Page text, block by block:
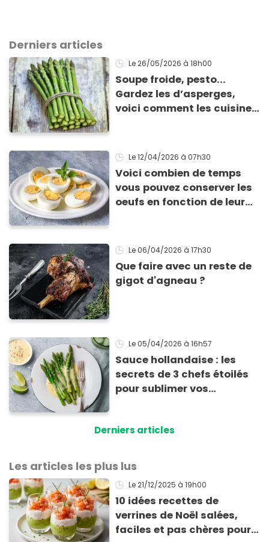
Derniers articles
Le 26/05/2026 à 18h00
Soupe froide, pesto...
Gardez les d’asperges,
voici comment les cuisiner
Le 12/04/2026 à 07h30
Voici combien de temps
vous pouvez conserver les
oeufs en fonction de leur
Le 06/04/2026 à 17h30
Que faire avec un reste de
gigot d'agneau ?
Le 05/04/2026 à 16h57
Sauce hollandaise : les
secrets de 3 chefs étoilés
pour sublimer vos
Derniers articles
Les articles les plus lus
Le 21/12/2025 à 19h00
10 idées recettes de
verrines de Noël salées,
faciles et pas chères pour